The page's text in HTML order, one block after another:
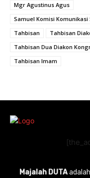
Mgr Agustinus Agus
Samuel Komisi
Tahbisan
Tahbisan
Tahbisan Dua Diakon
Tahbisan Imam
Majalah DUTA